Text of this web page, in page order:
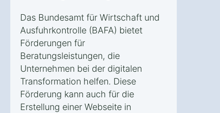
Das Bundesamt für Wirtschaft und
Ausfuhrkontrolle (BAFA) bietet
Förderungen für
Beratungsleistungen, die
Unternehmen bei der digitalen
Transformation helfen. Diese
Förderung kann auch für die
Erstellung einer Webseite in